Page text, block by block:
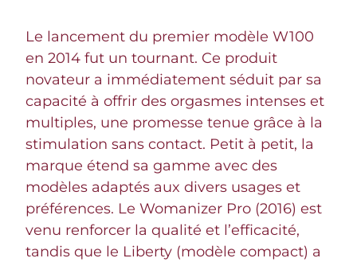
Le lancement du premier modèle W100
en 2014 fut un tournant. Ce produit
novateur a immédiatement séduit par sa
capacité à offrir des orgasmes intenses et
multiples, une promesse tenue grâce à la
stimulation sans contact. Petit à petit, la
marque étend sa gamme avec des
modèles adaptés aux divers usages et
préférences. Le Womanizer Pro (2016) est
venu renforcer la qualité et l’efficacité,
tandis que le Liberty (modèle compact) a